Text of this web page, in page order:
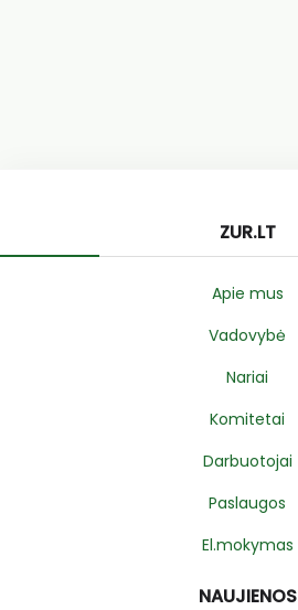
ZUR.LT
Apie mus
Vadovybė
Nariai
Komitetai
Darbuotojai
Paslaugos
El.mokymas
NAUJIENOS